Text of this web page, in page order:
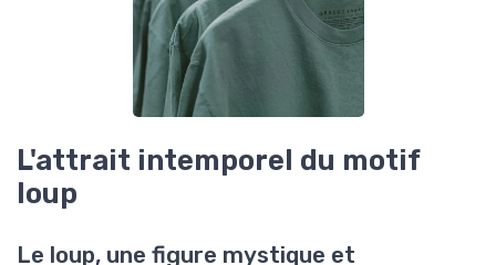
L'attrait intemporel du motif
loup
Le loup, une figure mystique et